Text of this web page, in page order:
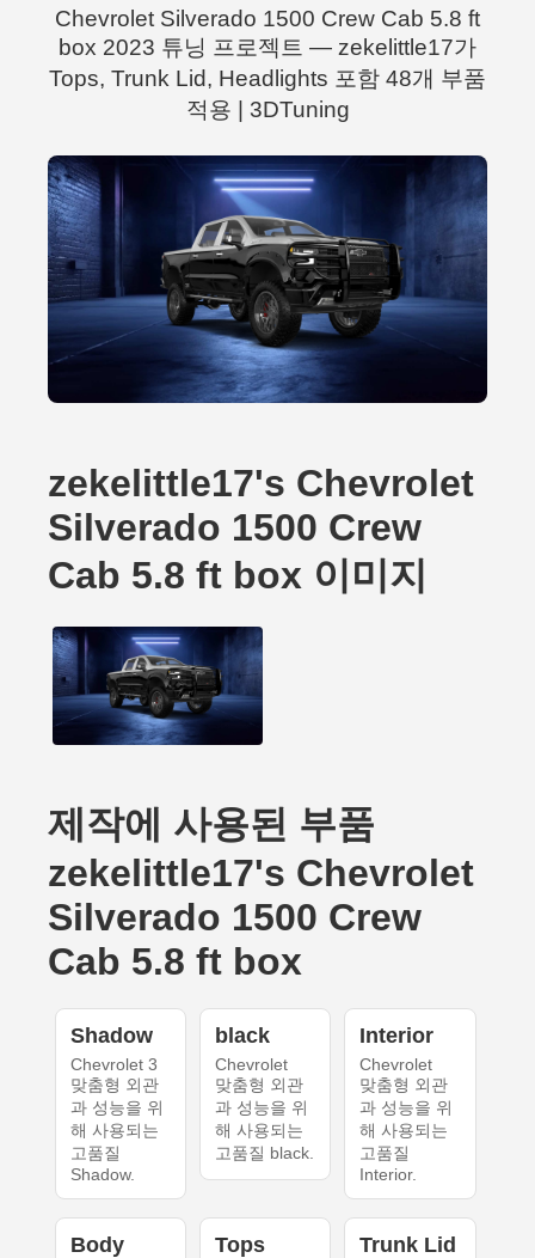
Chevrolet Silverado 1500 Crew Cab 5.8 ft
box 2023 튜닝 프로젝트 — zekelittle17가
Tops, Trunk Lid, Headlights 포함 48개 부품
적용 | 3DTuning
zekelittle17's Chevrolet
Silverado 1500 Crew
Cab 5.8 ft box 이미지
제작에 사용된 부품
zekelittle17's Chevrolet
Silverado 1500 Crew
Cab 5.8 ft box
Shadow
Chevrolet 3
맞춤형 외관
과 성능을 위
해 사용되는
고품질
Shadow.
black
Chevrolet
맞춤형 외관
과 성능을 위
해 사용되는
고품질 black.
Interior
Chevrolet
맞춤형 외관
과 성능을 위
해 사용되는
고품질
Interior.
Body Tops Trunk Lid